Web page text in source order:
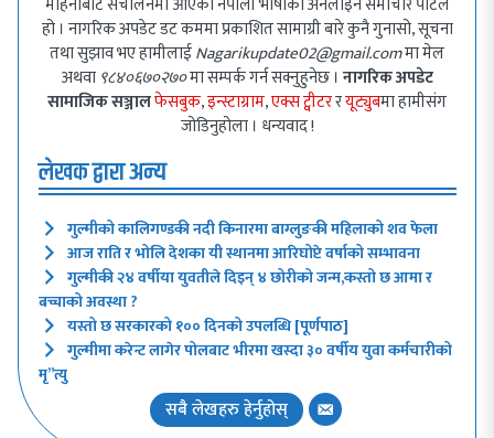
हो । नागरिक अपडेट डट कममा प्रकाशित सामाग्री बारे कुनै गुनासो, सूचना
तथा सुझाव भए हामीलाईNagarikupdate02@gmail.comमा मेल
अथवा ९८४०६७०२७०मा सम्पर्क गर्न सक्नुहुनेछ । नागरिक अपडेट
सामाजिक सञ्जालफेसबुक,इन्स्टाग्राम,एक्स ट्वीटररयूट्युबमा हामीसंग
जोडिनुहोला । धन्यवाद !
लेखक द्वारा अन्य
गुल्मीको कालिगण्डकी नदी किनारमा बाग्लुङकी महिलाको शव फेला
आज राति र भोलि देशका यी स्थानमा आरिघोप्टे वर्षाको सम्भावना
गुल्मीकी २४ वर्षीया युवतीले दिइन् ४ छोरीको जन्म,कस्तो छ आमा र
बच्चाको अवस्था ?
यस्तो छ सरकारको १०० दिनको उपलब्धि [पूर्णपाठ]
गुल्मीमा करेन्ट लागेर पोलबाट भीरमा खस्दा ३० वर्षीय युवा कर्मचारीको
मृ”त्यु
सबै लेखहरु हेर्नुहोस्